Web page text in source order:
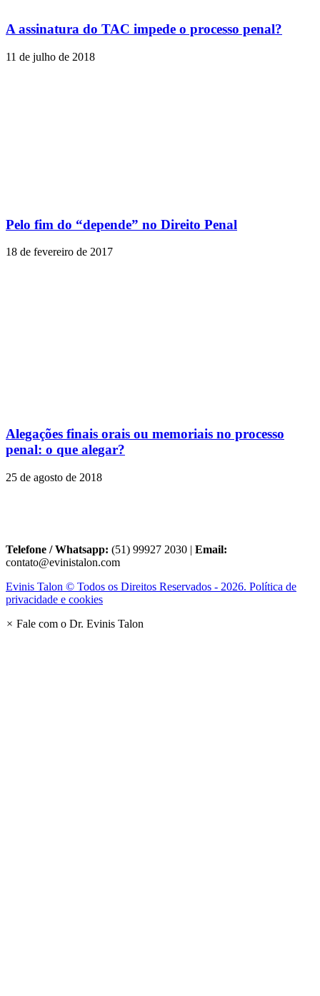
A assinatura do TAC impede o processo penal?
11 de julho de 2018
Pelo fim do “depende” no Direito Penal
18 de fevereiro de 2017
Alegações finais orais ou memoriais no processo
penal: o que alegar?
25 de agosto de 2018
Telefone / Whatsapp: (51) 99927 2030 | Email:
contato@evinistalon.com
Evinis Talon © Todos os Direitos Reservados - 2026. Política de
privacidade e cookies
× Fale com o Dr. Evinis Talon